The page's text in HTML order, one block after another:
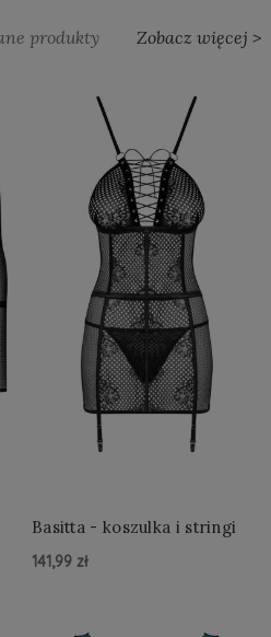
produkty Zobacz więcej >
Basitta - koszulka i stringi
141,99 zł